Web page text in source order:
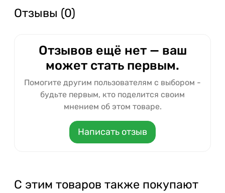
Отзывы (0)
Отзывов ещё нет — ваш
может стать первым.
Помогите другим пользователям с выбором -
будьте первым, кто поделится своим
мнением об этом товаре.
Написать отзыв
С этим товаров также покупают